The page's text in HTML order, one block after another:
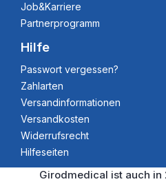
Job&Karriere
Partnerprogramm
Hilfe
Passwort vergessen?
Zahlarten
Versandinformationen
Versandkosten
Widerrufsrecht
Hilfeseiten
Girodmedical ist auch in